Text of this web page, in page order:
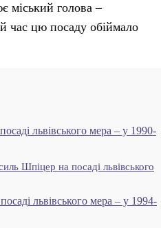
міський голова –
час цю посаду обіймало
львівського мера – у 1990-
Шпіцер на посаді львівського
львівського мера – у 1994-